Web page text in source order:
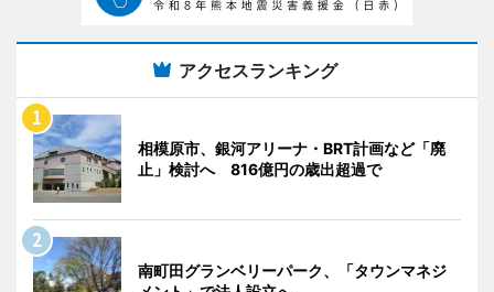
アクセスランキング
相模原市、銀河アリーナ・BRT計画など「廃
止」検討へ 816億円の歳出超過で
南町田グランベリーパーク、「タウンマネジ